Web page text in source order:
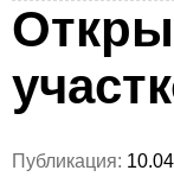
Публикация: